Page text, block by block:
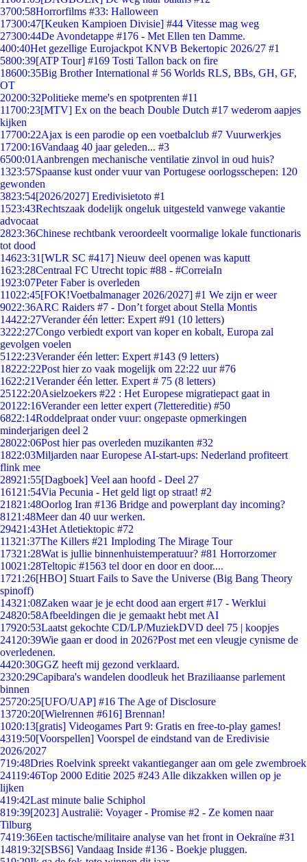
3700:58Horrorfilms #33: Halloween
17300:47[Keuken Kampioen Divisie] #44 Vitesse mag weg
27300:44De Avondetappe #176 - Met Ellen ten Damme.
400:40Het gezellige Eurojackpot KNVB Bekertopic 2026/27 #1
5800:39[ATP Tour] #169 Tosti Tallon back on fire
18600:35Big Brother International # 56 Worlds RLS, BBs, GH, GF,
OT
20200:32Politieke meme's en spotprenten #11
11700:23[MTV] Ex on the beach Double Dutch #17 wederom aapjes
kijken
17700:22Ajax is een parodie op een voetbalclub #7 Vuurwerkjes
17200:16Vandaag 40 jaar geleden... #3
6500:01 Aanbrengen mechanische ventilatie zinvol in oud huis?
1323:57Spaanse kust onder vuur van Portugese oorlogsschepen: 120
gewonden
3823:54[2026/2027] Eredivisietoto #1
1523:43Rechtszaak dodelijk ongeluk uitgesteld vanwege vakantie
advocaat
2823:36Chinese rechtbank veroordeelt voormalige lokale functionaris
tot dood
14623:31 [WLR SC #417] Nieuw deel openen was kaputt
1623:28Centraal FC Utrecht topic #88 - #CorreiaIn
1923:07Peter Faber is overleden
11022:45[FOK!Voetbalmanager 2026/2027] #1 We zijn er weer
9022:36ARC Raiders #7 - Don’t forget about Stella Montis
14422:27Verander één letter: Expert #91 (10 letters)
3222:27Congo verbiedt export van koper en kobalt, Europa zal
gevolgen voelen
51 22:23Verander één letter: Expert #143 (9 letters)
18222:22Post hier zo vaak mogelijk om 22:22 uur #76
1622:21Verander één letter. Expert # 75 (8 letters)
251 22:20Asielzoekers #22 : Het Europese migratiepact gaat in
201 22:16Verander een letter expert (7lettereditie) #50
6822:14Roddelpraat onder vuur: ongepaste opmerkingen
minderjarigen deel 2
28022:06Post hier pas overleden muzikanten #32
1822:03Miljarden naar Europese AI-start-ups: Nederland profiteert
flink mee
28921:55[Dagboek] Veel aan hoofd - Deel 27
161 21:54Via Pecunia - Het geld ligt op straat! #2
21821:48Oorlog Iran #136 Bridge and powerplant day incoming?
81 21:48Meer dan 40 uur werken.
29421:43Het Atletiektopic #72
11321:37The Killers #21 Imploding The Mirage Tour
17321:28Wat is jullie binnenhuistemperatuur? #81 Horrorzomer
10021:28Teltopic #1563 tel door en door en door....
1721:26[HBO] Stuart Fails to Save the Universe (Big Bang Theory
spinoff)
14321:08Zaken waar je je echt dood aan ergert #17 - Werklui
24820:58Afbeeldingen die je gemaakt hebt met AI
17920:53Laatst gekochte CD/LP/MuziekDVD deel 75 | koopjes
241 20:39Wie gaan er dood in 2026?Post met een vleugje cynisme de
overledenen.
4420:30GGZ heeft mij gezond verklaard.
2320:29Capibara's wandelen doodleuk het Braziliaanse parlement
binnen
25720:25[UFO/UAP] #16 The Age of Disclosure
13720:20[Wielrennen #616] Brennan!
1020:13[gratis] Videogames Part 9: Gratis en free-to-play games!
4319:50[Voorspellen] Voorspel de eindstand van de Eredivisie
2026/2027
719:48Dries Roelvink spreekt vakantieganger aan om gele zwembroek
24119:46Top 2000 Editie 2025 #243 Alle dikzakken willen op je
lijken
419:42Last minute balie Schiphol
819:39[2023] Australië: Voyager - Promise #2 - Ze komen naar
Tilburg
7419:36Een tactische/militaire analyse van het front in Oekraïne #31
14819:32[SBS6] Vandaag Inside #136 - Boekje pluggen.